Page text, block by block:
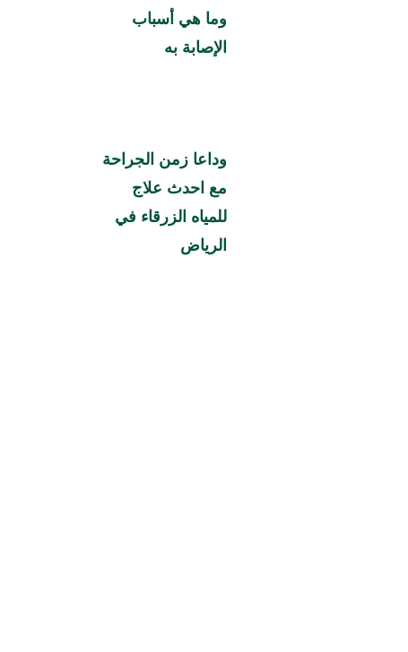
وما هي أسباب
الإصابة به
وداعا زمن الجراحة
مع احدث علاج
للمياه الزرقاء في
الرياض